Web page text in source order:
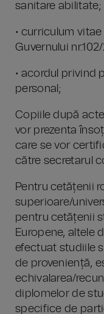
sanitare abilitate;
• curriculum
Guvernului
• acordul privind
personal;
Copiile după
vor prezenta
care se vor
către secretarul
Pentru cetățenii
superioare/
pentru cetățenii
Europene, altele
efectuat studiile
de proveniență,
echivalarea/
diplomelor de
specifice de